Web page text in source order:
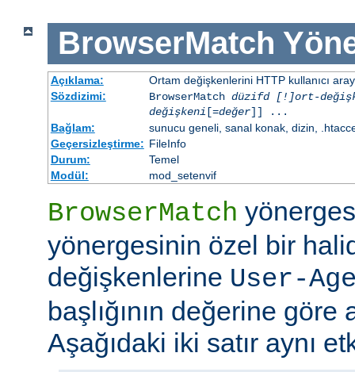
BrowserMatch
Açıklama:
Ortam değişkenlerini HTTP kullanıcı
Sözdizimi:
BrowserMatch düzifd [!]ort-
değişkeni [=değer]] ...
Bağlam:
sunucu geneli, sanal konak, dizin,
Geçersizleştirme: FileInfo
Durum:
Temel
Modül:
mod_setenvif
BrowserMatch
yönergesinin özel bir
değişkenlerine User-
başlığının değerine göre
Aşağıdaki iki satır aynı